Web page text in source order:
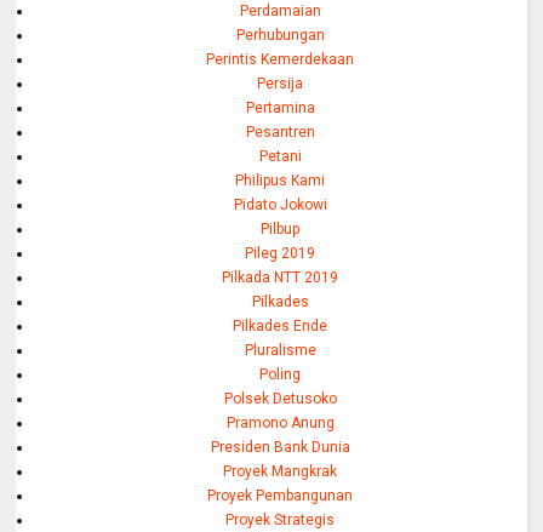
Perdamaian
Perhubungan
Perintis Kemerdekaan
Persija
Pertamina
Pesantren
Petani
Philipus Kami
Pidato Jokowi
Pilbup
Pileg 2019
Pilkada NTT 2019
Pilkades
Pilkades Ende
Pluralisme
Poling
Polsek Detusoko
Pramono Anung
Presiden Bank Dunia
Proyek Mangkrak
Proyek Pembangunan
Proyek Strategis